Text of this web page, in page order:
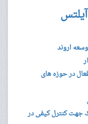
اروند
در حوزه های
جهت کنترل کیفی در